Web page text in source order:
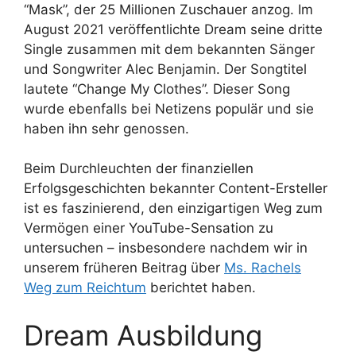
“Mask”, der 25 Millionen Zuschauer anzog. Im
August 2021 veröffentlichte Dream seine dritte
Single zusammen mit dem bekannten Sänger
und Songwriter Alec Benjamin. Der Songtitel
lautete “Change My Clothes”. Dieser Song
wurde ebenfalls bei Netizens populär und sie
haben ihn sehr genossen.
Beim Durchleuchten der finanziellen
Erfolgsgeschichten bekannter Content-Ersteller
ist es faszinierend, den einzigartigen Weg zum
Vermögen einer YouTube-Sensation zu
untersuchen – insbesondere nachdem wir in
unserem früheren Beitrag über Ms. Rachels
Weg zum Reichtum berichtet haben.
Dream Ausbildung